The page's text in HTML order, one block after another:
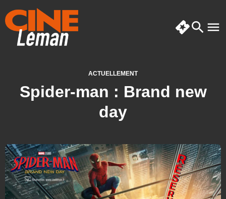
ACTUELLEMENT
Spider-man : Brand new
day